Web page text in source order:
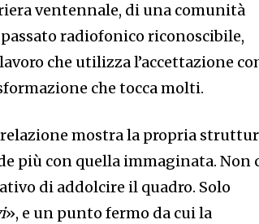
ventennale, di una comunità
radiofonico riconoscibile,
che utilizza l’accettazione
che tocca molti.
mostra la propria
più con quella immaginata. Non
di addolcire il quadro. Solo
», e un punto fermo da cui la